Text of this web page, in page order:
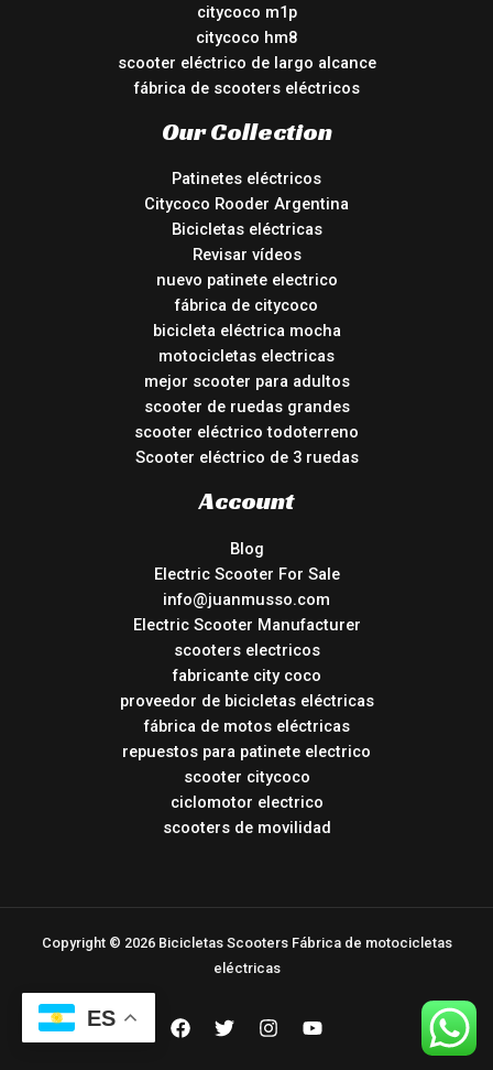
citycoco m1p
citycoco hm8
scooter eléctrico de largo alcance
fábrica de scooters eléctricos
Our Collection
Patinetes eléctricos
Citycoco Rooder Argentina
Bicicletas eléctricas
Revisar vídeos
nuevo patinete electrico
fábrica de citycoco
bicicleta eléctrica mocha
motocicletas electricas
mejor scooter para adultos
scooter de ruedas grandes
scooter eléctrico todoterreno
Scooter eléctrico de 3 ruedas
Account
Blog
Electric Scooter For Sale
info@juanmusso.com
Electric Scooter Manufacturer
scooters electricos
fabricante city coco
proveedor de bicicletas eléctricas
fábrica de motos eléctricas
repuestos para patinete electrico
scooter citycoco
ciclomotor electrico
scooters de movilidad
Copyright © 2026 Bicicletas Scooters Fábrica de motocicletas
eléctricas
ES